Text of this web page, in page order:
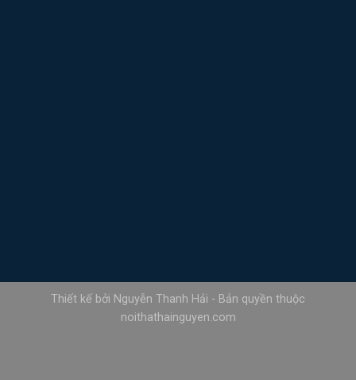
Thiết kế bởi Nguyễn Thanh Hải - Bản quyền thuộc
noithathainguyen.com